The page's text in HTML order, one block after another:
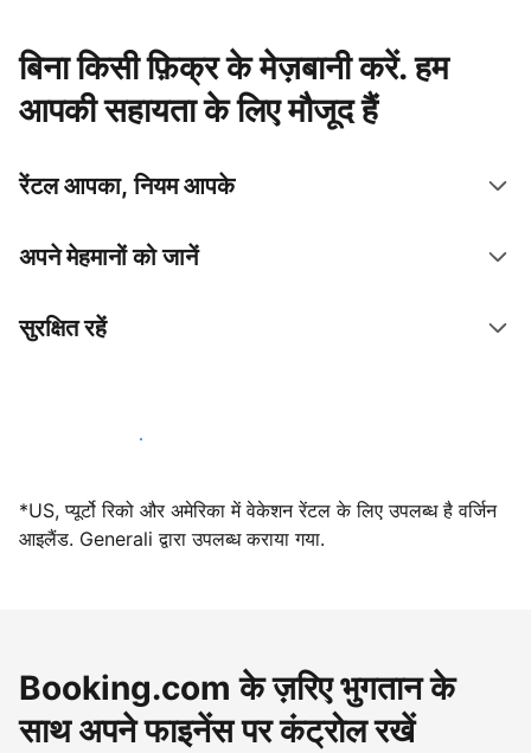
बिना किसी फ़िक्र के मेज़बानी करें. हम
आपकी सहायता के लिए मौजूद हैं
रेंटल आपका, नियम आपके
अपने मेहमानों को जानें
सुरक्षित रहें
आज ही हमारे साथ मेजबानी करें
*US, प्यूर्टो रिको और अमेरिका में वेकेशन रेंटल के लिए उपलब्ध है वर्जिन
आइलैंड. Generali द्वारा उपलब्ध कराया गया.
Booking.com के ज़रिए भुगतान के
साथ अपने फाइनेंस पर कंट्रोल रखें